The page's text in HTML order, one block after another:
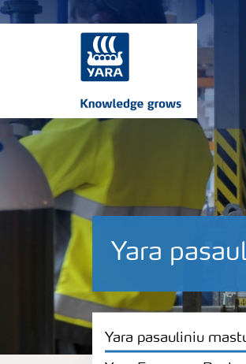
Yara
Yara pasauliniu mastu
Yara pasauliniu